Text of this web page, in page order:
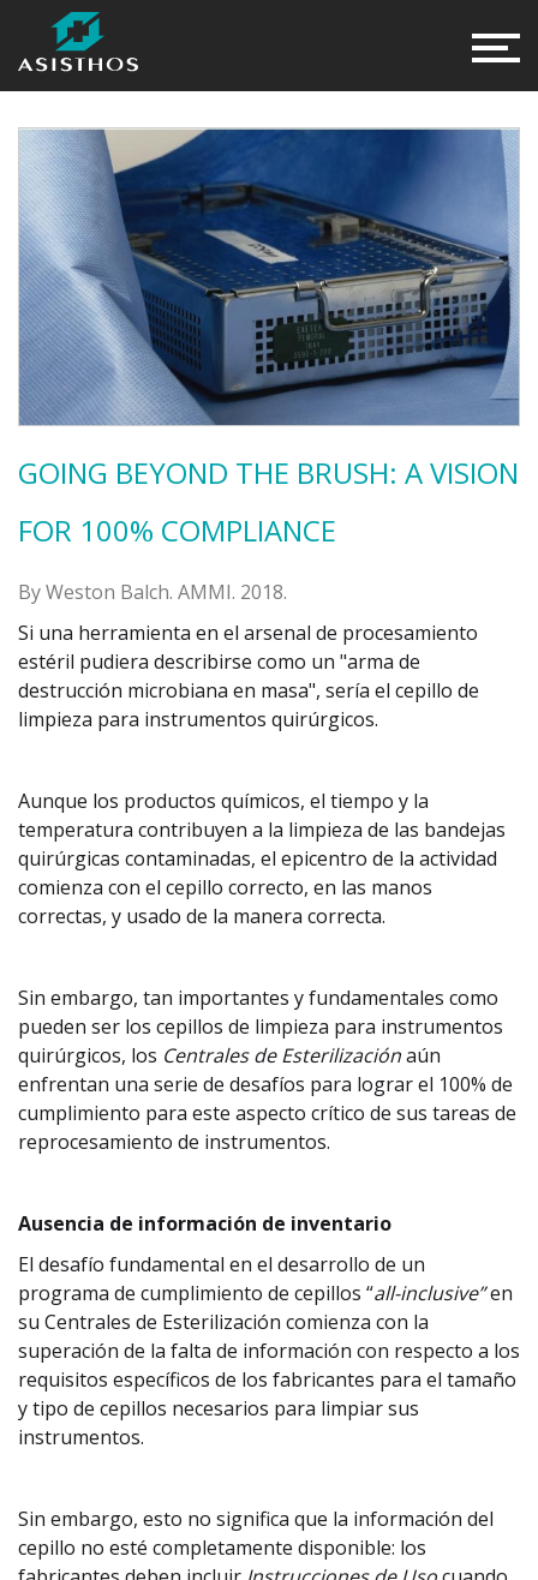
GOING BEYOND THE BRUSH: A VISION
FOR 100% COMPLIANCE
By Weston Balch. AMMI. 2018.
Si una herramienta en el arsenal de procesamiento
estéril pudiera describirse como un "arma de
destrucción microbiana en masa", sería el cepillo de
limpieza para instrumentos quirúrgicos.
Aunque los productos químicos, el tiempo y la
temperatura contribuyen a la limpieza de las bandejas
quirúrgicas contaminadas, el epicentro de la actividad
comienza con el cepillo correcto, en las manos
correctas, y usado de la manera correcta.
Sin embargo, tan importantes y fundamentales como
pueden ser los cepillos de limpieza para instrumentos
quirúrgicos, los Centrales de Esterilizaciónaún
enfrentan una serie de desafíos para lograr el 100% de
cumplimiento para este aspecto crítico de sus tareas de
reprocesamiento de instrumentos.
Ausencia de información de inventario
El desafío fundamental en el desarrollo de un
programa de cumplimiento de cepillos “all-inclusive”en
su Centrales de Esterilización comienza con la
superación de la falta de información con respecto a los
requisitos específicos de los fabricantes para el tamaño
y tipo de cepillos necesarios para limpiar sus
instrumentos.
Sin embargo, esto no significa que la información del
cepillo no esté completamente disponible: los